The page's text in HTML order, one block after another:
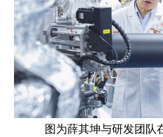
图为薛其坤与研发团队